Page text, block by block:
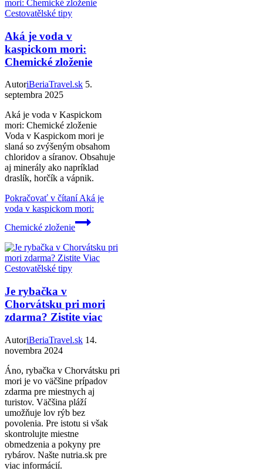
Cestovatělské tipy
Aká je voda v
kaspickom mori:
Chemické zloženie
AutoriBeriaTravel.sk 5.
septembra 2025
Aká je voda v Kaspickom
mori: Chemické zloženie
Voda v Kaspickom mori je
slaná so zvýšeným obsahom
chloridov a síranov. Obsahuje
aj minerály ako napríklad
draslík, horčík a vápnik.
Pokračovať v čítaníAká je
voda v kaspickom mori:
Chemické zloženie
Cestovatělské tipy
Je rybačka v
Chorvátsku pri mori
zdarma? Zistite viac
AutoriBeriaTravel.sk 14.
novembra 2024
Áno, rybačka v Chorvátsku pri
mori je vo väčšine prípadov
zdarma pre miestnych aj
turistov. Väčšina pláží
umožňuje lov rýb bez
povolenia. Pre istotu si však
skontrolujte miestne
obmedzenia a pokyny pre
rybárov. Našte nutria.sk pre
viac informácií.